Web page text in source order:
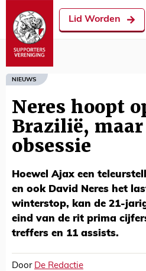
Lid Worden
NIEUWS
Neres hoopt
Brazilië,
obsessie
Hoewel Ajax een
en ook David Neres het
winterstop, kan de 21-
eind van de rit prima
treffers en 11 assists.
Door De Redactie